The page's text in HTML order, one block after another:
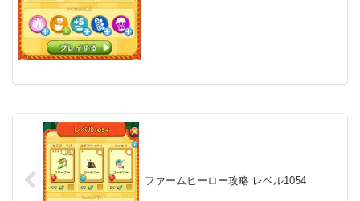
ファームヒーロー攻略 レベル1054